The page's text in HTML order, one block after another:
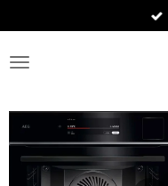
direct
naar
de